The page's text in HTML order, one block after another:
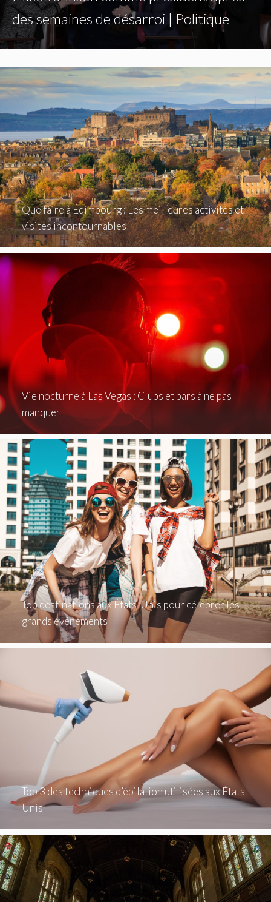
des semaines de désarroi | Politique
Que faire à Édimbourg : Les meilleures activités et
visites incontournables
Vie nocturne à Las Vegas : Clubs et bars à ne pas
manquer
Top destinations aux États-Unis pour célébrer les
grands événements
Top 3 des techniques d’épilation utilisées aux États-
Unis